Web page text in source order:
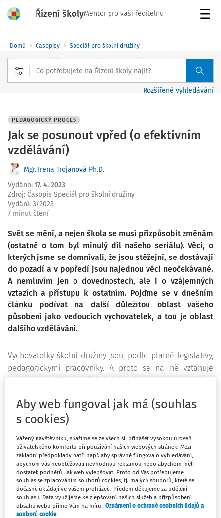
Řízení školyMentor pro vaši ředitelnu
Domů Časopisy Speciál pro školní družiny
Rozšířené vyhledávání
PEDAGOGICKÝ PROCES
Jak se posunout vpřed (o efektivním
vzdělávání)
Mgr. Irena Trojanová Ph.D.
Vydáno: 17. 4. 2023
Zdroj: Časopis Speciál pro školní družiny
Vydání: 3/2023
7 minut čtení
Svět se mění, a nejen škola se musí přizpůsobit změnám
(ostatně o tom byl minulý díl našeho seriálu). Věci, o
kterých jsme se domnívali, že jsou stěžejní, se dostávají
do pozadí a v popředí jsou najednou věci neočekávané.
A nemluvím jen o dovednostech, ale i o vzájemných
vztazích a přístupu k ostatním. Pojďme se v dnešním
článku podívat na další důležitou oblast vašeho
působení jako vedoucích vychovatelek, a tou je oblast
dalšího vzdělávání.
Vychovatelky školní družiny jsou, podle platné legislativy,
pedagogickými pracovníky. A proto se na ně vztahuje
povinnost dalšího vzdělávání, které je popsáno v plánu
školy). Tímto konstatováním bychom mohli celý článek
uzavřít, jenže: Chceme se vzdělávat, protože nám to
činnosti je třeba posílit a hledáme cesty jak? Jsem
přesvědčená, že i když o první variantě povinného
vzdělávání víte, za rozhodující považujete právě tu druhou,
potřebnou cestu, která dovede školní družinu tam, kam
potřebujete. Tak se na ni pojďme podívat podrobněji.
Efektivní vzdělávání má stanovený postup. Vychází z
Aby web fungoval jak má (souhlas
s cookies)
Vážený návštěvníku, snažíme se ze všech sil přinášet vysokou úroveň
uživatelského komfortu při používání našich webových stránek. Mezi
základní předpoklady patří např. aby správně fungovalo vyhledávání,
abychom vás neobtěžovali nevhodnou reklamou nebo abychom měli
dostatek podnětů, jak web vylepšovat. Proto od Vás potřebujeme
souhlas se zpracováním souborů cookies, tj. malých souborů, které se
dočasně ukládají ve vašem prohlížeči. Předem děkujeme za udělení
souhlasu. Data využijeme ke zlepšování našich služeb a přizpůsobení
obsahu webu přímo Vám na míru. Oznámení o ochraně osobních údajů a
souborů cookie